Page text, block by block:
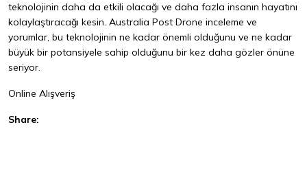
teknolojinin daha da etkili olacağı ve daha fazla insanın hayatını
kolaylaştıracağı kesin. Australia Post Drone inceleme ve
yorumlar, bu teknolojinin ne kadar önemli olduğunu ve ne kadar
büyük bir potansiyele sahip olduğunu bir kez daha gözler önüne
seriyor.
Online Alışveriş
Share: